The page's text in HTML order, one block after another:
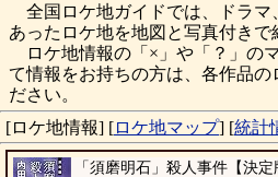
全国ロケ地ガイドでは、ドラマ
あったロケ地を地図と写真付きで
ロケ地情報の「×」や「？」の
て情報をお持ちの方は、各作品の
ださい。
[ロケ地情報] [ロケ地マップ] [統計
「須磨明石」殺人事件【決